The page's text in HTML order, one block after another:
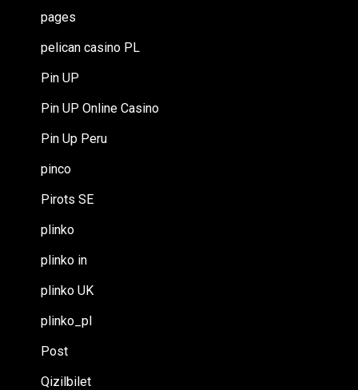
pages
pelican casino PL
Pin UP
Pin UP Online Casino
Pin Up Peru
pinco
Pirots SE
plinko
plinko in
plinko UK
plinko_pl
Post
Qizilbilet